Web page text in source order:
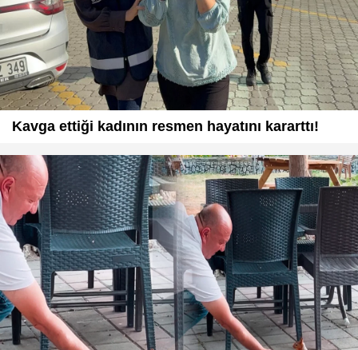
Kavga ettiği kadının resmen hayatını kararttı!